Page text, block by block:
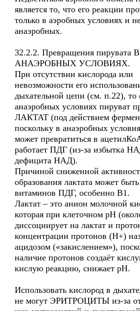
является то, что его реакции
только в аэробных условиях и
анаэробных.
32.2.2. Превращения пирувата В
АНАЭРОБНЫХ УСЛОВИЯХ.
При отсутствии кислорода или
невозможности его
дыхательной цепи (см. п.22), то
анаэробных условиях пируват
ЛАКТАТ (под действием
поскольку в анаэробных
может превратиться в
работает ПДГ (из-за избытка
дефицита НАД).
Причиной сниженной
образования лактата может
витаминов ПДГ, особенно В1.
Лактат – это анион молочной
которая при клеточном рН
диссоциирует на лактат и
концентрации протонов (Н+)
ацидозом («закислением»),
наличие протонов создаёт
кислую реакцию, снижает рН.
Использовать кислород в
не могут ЭРИТРОЦИТЫ из-за